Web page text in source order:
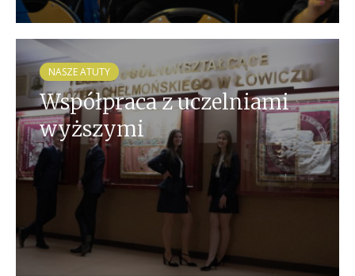
NASZE ATUTY
Współpraca z uczelniami
wyższymi